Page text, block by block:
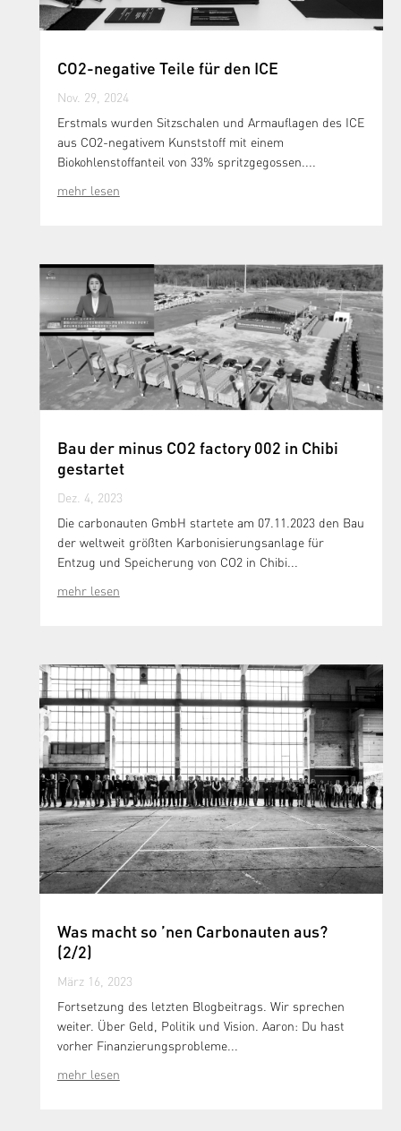
CO2-negative Teile für den ICE
Nov. 29, 2024
Erstmals wurden Sitzschalen und Armauflagen des ICE
aus CO2-negativem Kunststoff mit einem
Biokohlenstoffanteil von 33% spritzgegossen....
mehr lesen
Bau der minus CO2 factory 002 in Chibi
gestartet
Dez. 4, 2023
Die carbonauten GmbH startete am 07.11.2023 den Bau
der weltweit größten Karbonisierungsanlage für
Entzug und Speicherung von CO2 in Chibi...
mehr lesen
Was macht so ’nen Carbonauten aus?
(2/2)
März 16, 2023
Fortsetzung des letzten Blogbeitrags. Wir sprechen
weiter. Über Geld, Politik und Vision. Aaron: Du hast
vorher Finanzierungsprobleme...
mehr lesen